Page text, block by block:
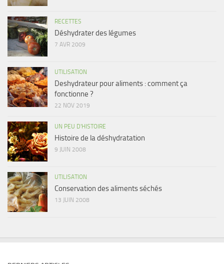
RECETTES
Déshydrater des légumes
7 AVR 2009
UTILISATION
Deshydrateur pour aliments : comment ça
fonctionne ?
22 NOV 2019
UN PEU D'HISTOIRE
Histoire de la déshydratation
9 JUIN 2008
UTILISATION
Conservation des aliments séchés
13 JUIN 2008